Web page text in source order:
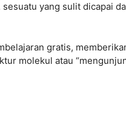
yang sulit dicapai
gratis,
molekul atau